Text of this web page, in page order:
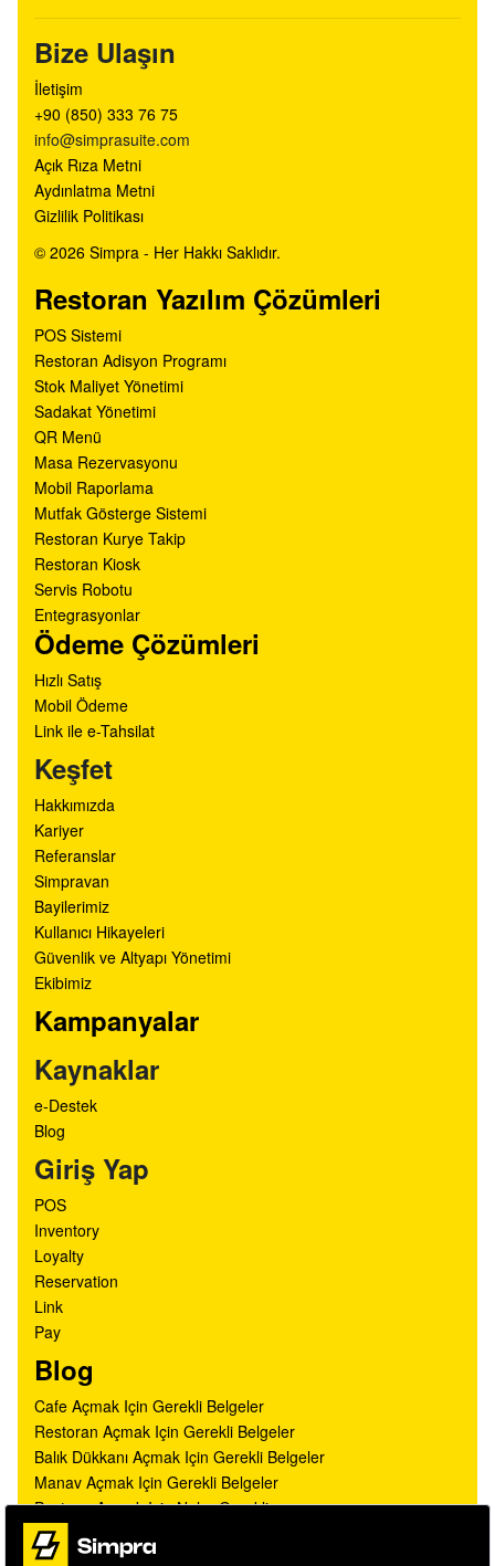
Bize Ulaşın
İletişim
+90 (850) 333 76 75
info@simprasuite.com
Açık Rıza Metni
Aydınlatma Metni
Gizlilik Politikası
© 2026 Simpra - Her Hakkı Saklıdır.
Restoran Yazılım Çözümleri
POS Sistemi
Restoran Adisyon Programı
Stok Maliyet Yönetimi
Sadakat Yönetimi
QR Menü
Masa Rezervasyonu
Mobil Raporlama
Mutfak Gösterge Sistemi
Restoran Kurye Takip
Restoran Kiosk
Servis Robotu
Entegrasyonlar
Ödeme Çözümleri
Hızlı Satış
Mobil Ödeme
Link ile e-Tahsilat
Keşfet
Hakkımızda
Kariyer
Referanslar
Simpravan
Bayilerimiz
Kullanıcı Hikayeleri
Güvenlik ve Altyapı Yönetimi
Ekibimiz
Kampanyalar
Kaynaklar
e-Destek
Blog
Giriş Yap
POS
Inventory
Loyalty
Reservation
Link
Pay
Blog
Cafe Açmak Için Gerekli Belgeler
Restoran Açmak Için Gerekli Belgeler
Balık Dükkanı Açmak Için Gerekli Belgeler
Manav Açmak Için Gerekli Belgeler
Pastane Açmak Için Neler Gerekli
Cafe Işletmeciliği Püf Noktaları
Restoran Konseptleri